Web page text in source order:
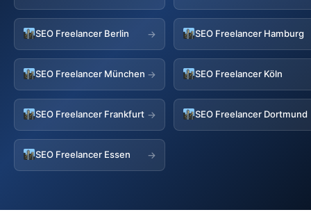
SEO Freelancer Berlin → SEO Freelancer Hamburg
SEO Freelancer München → SEO Freelancer Köln
SEO Freelancer Frankfurt → SEO Freelancer Dortmund
SEO Freelancer Essen →